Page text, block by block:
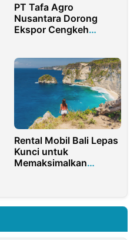
PT Tafa Agro
Nusantara Dorong
Ekspor Cengkeh
Rental Mobil Bali Lepas
Kunci untuk
Memaksimalkan